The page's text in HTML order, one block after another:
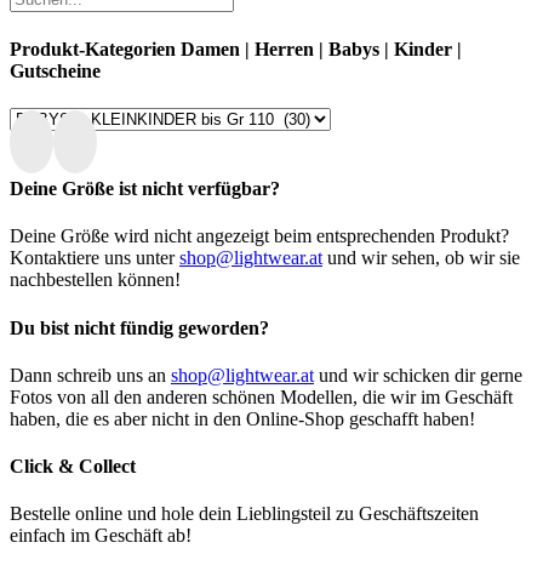
Produkt-Kategorien Damen | Herren | Babys | Kinder |
Gutscheine
Deine Größe ist nicht verfügbar?
Deine Größe wird nicht angezeigt beim entsprechenden Produkt?
Kontaktiere uns untershop@lightwear.at und wir sehen, ob wir sie
nachbestellen können!
Du bist nicht fündig geworden?
Dann schreib uns an shop@lightwear.at und wir schicken dir gerne
Fotos von all den anderen schönen Modellen, die wir im Geschäft
haben, die es aber nicht in den Online-Shop geschafft haben!
Click & Collect
Bestelle online und hole dein Lieblingsteil zu Geschäftszeiten
einfach im Geschäft ab!